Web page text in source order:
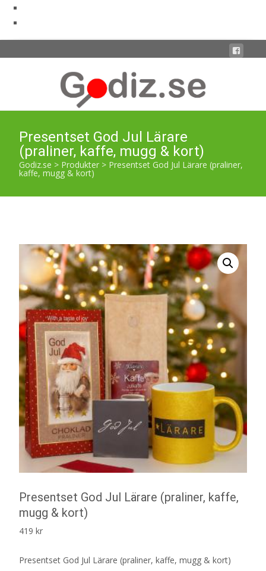
Presentset God Jul Lärare
(praliner, kaffe, mugg & kort)
Godiz.se > Produkter > Presentset God Jul Lärare (praliner,
kaffe, mugg & kort)
Presentset God Jul Lärare (praliner, kaffe,
mugg & kort)
419 kr
Presentset God Jul Lärare (praliner, kaffe, mugg & kort)